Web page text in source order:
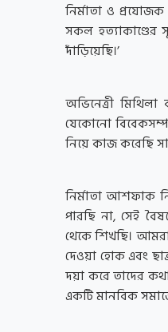
নির্মাতা ও প্রযোজক
সকল হত্যাকাণ্ডের
দাঁড়িয়েছি।’
অভিনেত্রী
যেকোনো
নিয়ে কাজ করেছি
নির্মাতা আশফাক
পারছি না, সেই
থেকে শিখছি।
দেওয়া হোক এবং
দয়া করে তাদের
একটি মানবিক